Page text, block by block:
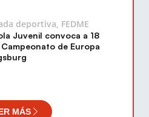
deportiva FEDME
Juvenil convoca a 18
de Europa
MÁS